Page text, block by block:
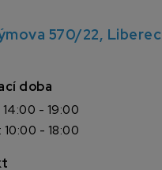
570/22, Liberec
doba
14:00 - 19:00
10:00 - 18:00